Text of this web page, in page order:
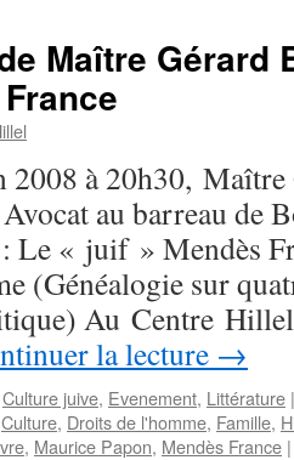
Maître Gérard
à 20h30, Maître
au barreau de
Le « juif » Mendès
(Généalogie sur
Au Centre
la lecture →
Culture juive, Evenement, Littérature |
Culture, Droits de l'homme, Famille,
, Maurice Papon, Mendès France |